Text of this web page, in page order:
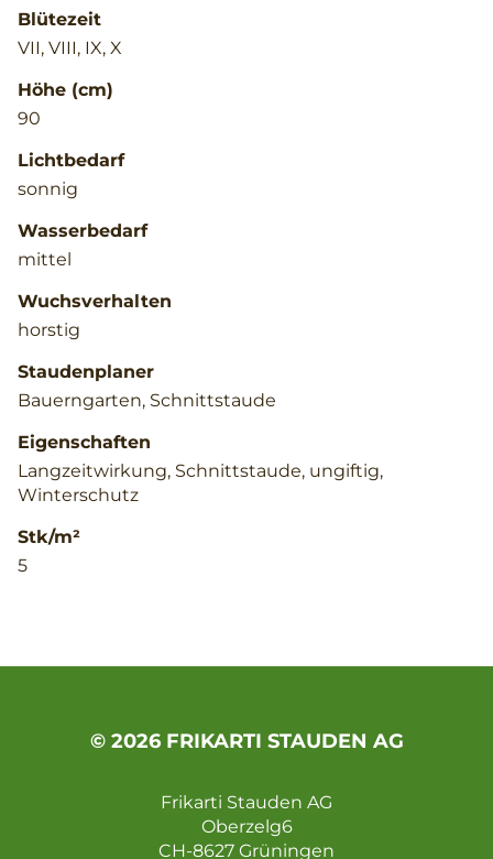
Blütezeit
VII, VIII, IX, X
Höhe (cm)
90
Lichtbedarf
sonnig
Wasserbedarf
mittel
Wuchsverhalten
horstig
Staudenplaner
Bauerngarten, Schnittstaude
Eigenschaften
Langzeitwirkung, Schnittstaude, ungiftig,
Winterschutz
Stk/m²
5
© 2026 FRIKARTI STAUDEN AG
Frikarti Stauden AG
Oberzelg6
CH-8627 Grüningen